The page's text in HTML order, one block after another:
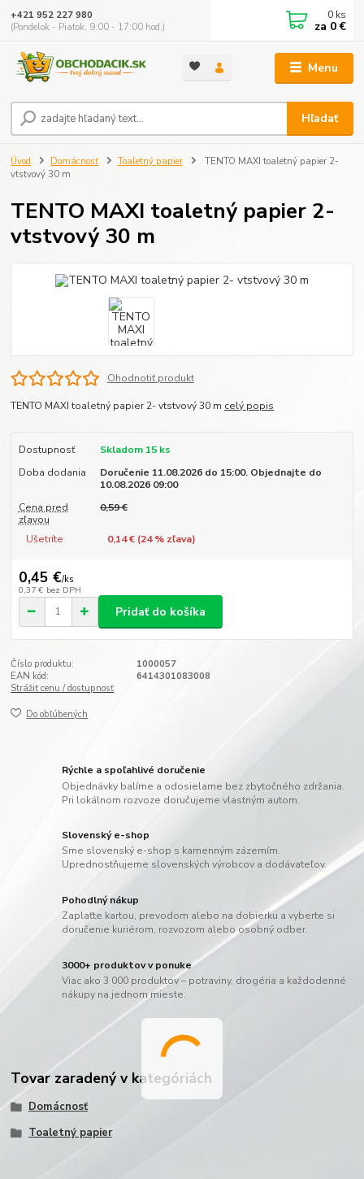
Menu
Hľadať
+421 952 227 980
(Pondelok - Piatok, 9:00 - 17:00 hod.)
0 ks
za 0 €
Úvod Domácnosť Toaletný papier
TENTO MAXI toaletný papier 2-
vtstvový 30 m
TENTO MAXI toaletný papier 2-
vtstvový 30 m
Ohodnotiť produkt
TENTO MAXI toaletný papier 2- vtstvový 30 m celý popis
Dostupnosť
Skladom 15 ks
Doba dodania
Doručenie 11.08.2026 do 15:00. Objednajte do
10.08.2026 09:00
Cena pred
zľavou
0,59 €
Ušetríte 0,14 € (24% zľava)
0,45 €/ks
0,37 € bez DPH
Pridať do košíka
Číslo produktu:
1000057
EAN kód:
6414301083008
Strážiť cenu / dostupnosť
Do obľúbených
Rýchle a spoľahlivé doručenie
Objednávky balíme a odosielame bez zbytočného zdržania.
Pri lokálnom rozvoze doručujeme vlastným autom.
Slovenský e-shop
Sme slovenský e-shop s kamenným zázemím.
Uprednostňujeme slovenských výrobcov a dodávateľov.
Pohodlný nákup
Zaplaťte kartou, prevodom alebo na dobierku a vyberte si
doručenie kuriérom, rozvozom alebo osobný odber.
3000+ produktov v ponuke
Viac ako 3 000 produktov – potraviny, drogéria a každodenné
nákupy na jednom mieste.
Tovar zaradený v kategóriách
Domácnosť
Toaletný papier